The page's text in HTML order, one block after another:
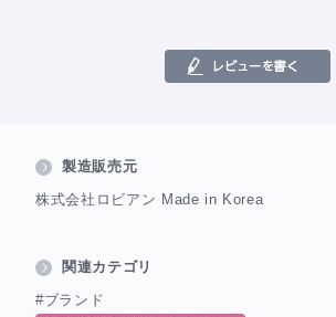
製造販売元
株式会社ロビアン Made in Korea
関連カテゴリ
#ブランド